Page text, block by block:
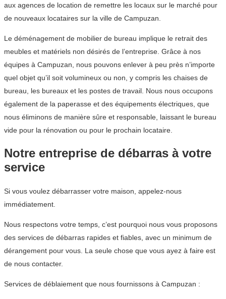
aux agences de location de remettre les locaux sur le marché pour
de nouveaux locataires sur la ville de Campuzan.
Le déménagement de mobilier de bureau implique le retrait des
meubles et matériels non désirés de l’entreprise. Grâce à nos
équipes à Campuzan, nous pouvons enlever à peu près n’importe
quel objet qu’il soit volumineux ou non, y compris les chaises de
bureau, les bureaux et les postes de travail. Nous nous occupons
également de la paperasse et des équipements électriques, que
nous éliminons de manière sûre et responsable, laissant le bureau
vide pour la rénovation ou pour le prochain locataire.
Notre entreprise de débarras à votre
service
Si vous voulez débarrasser votre maison, appelez-nous
immédiatement.
Nous respectons votre temps, c’est pourquoi nous vous proposons
des services de débarras rapides et fiables, avec un minimum de
dérangement pour vous. La seule chose que vous ayez à faire est
de nous contacter.
Services de déblaiement que nous fournissons à Campuzan :